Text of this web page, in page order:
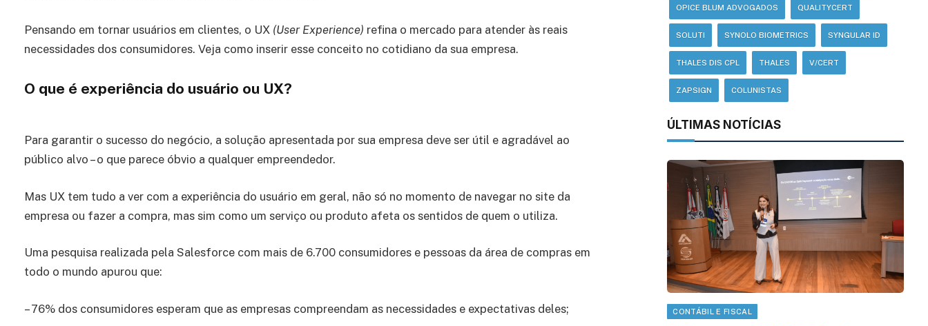
Pensando em tornar usuários em clientes, o UX (User Experience) refina o mercado para atender às reais
necessidades dos consumidores. Veja como inserir esse conceito no cotidiano da sua empresa.
O que é experiência do usuário ou UX?
Para garantir o sucesso do negócio, a solução apresentada por sua empresa deve ser útil e agradável ao
público alvo – o que parece óbvio a qualquer empreendedor.
Mas UX tem tudo a ver com a experiência do usuário em geral, não só no momento de navegar no site da
empresa ou fazer a compra, mas sim como um serviço ou produto afeta os sentidos de quem o utiliza.
Uma pesquisa realizada pela Salesforce com mais de 6.700 consumidores e pessoas da área de compras em
todo o mundo apurou que:
– 76% dos consumidores esperam que as empresas compreendam as necessidades e expectativas deles;
OPICE BLUM ADVOGADOS QUALITYCERT
SOLUTI SYNOLO BIOMETRICS SYNGULAR ID
THALES DIS CPL THALES V/CERT
ZAPSIGN COLUNISTAS
ÚLTIMAS NOTÍCIAS
CONTÁBIL E FISCAL